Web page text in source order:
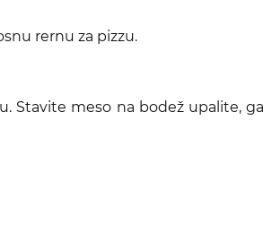
rernu za pizzu.
Stavite meso na bodež upalite,